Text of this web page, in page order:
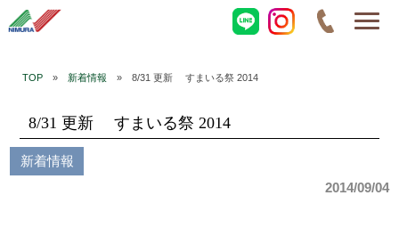
TOP» 新着情報 » 8/31 更新 すまいる祭 2014
8/31 更新 すまいる祭 2014
新着情報
2014/09/04